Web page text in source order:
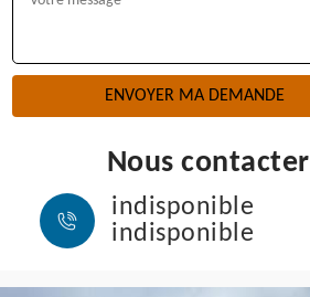
Nous contacter
indisponible
indisponible